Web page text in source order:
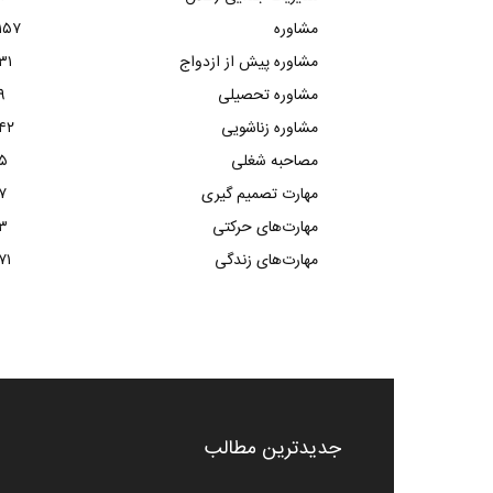
مشاوره
مشاوره پیش از ازدواج
مشاوره تحصیلی
مشاوره زناشویی
مصاحبه شغلی
مهارت تصمیم گیری
۷
مهارت‌های حرکتی
مهارت‌های زندگی
۷۱
جدیدترین مطالب